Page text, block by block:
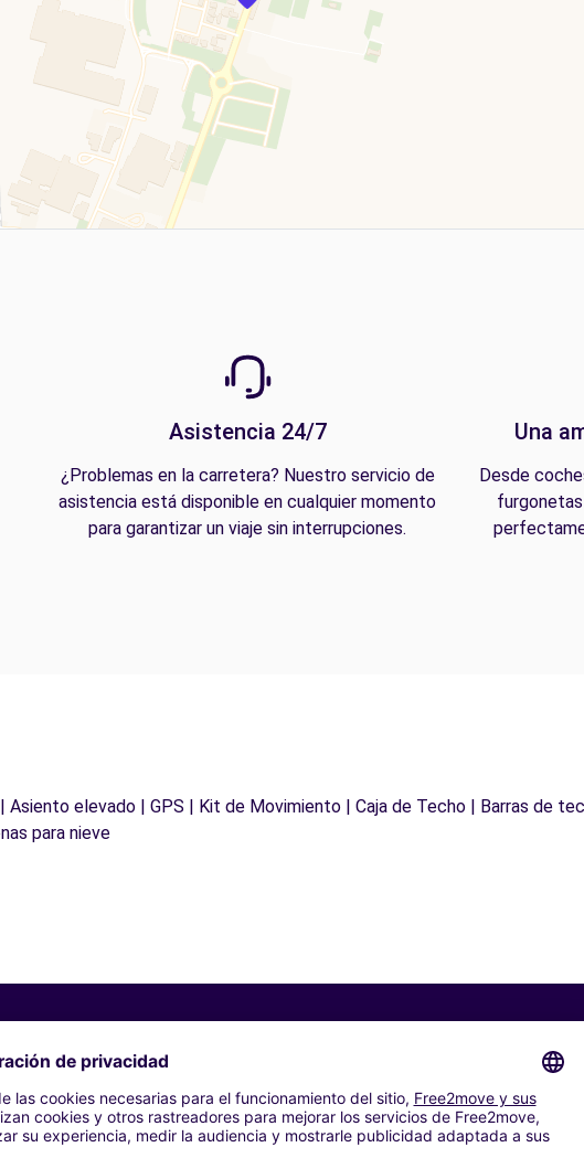
Asistencia 24/7
¿Problemas en la carretera? Nuestro servicio de
asistencia está disponible en cualquier momento
para garantizar un viaje sin interrupciones.
Una
Desde
elevado | GPS | Kit de Movimiento | Caja de Techo | Barras de
para nieve
Agencias similares